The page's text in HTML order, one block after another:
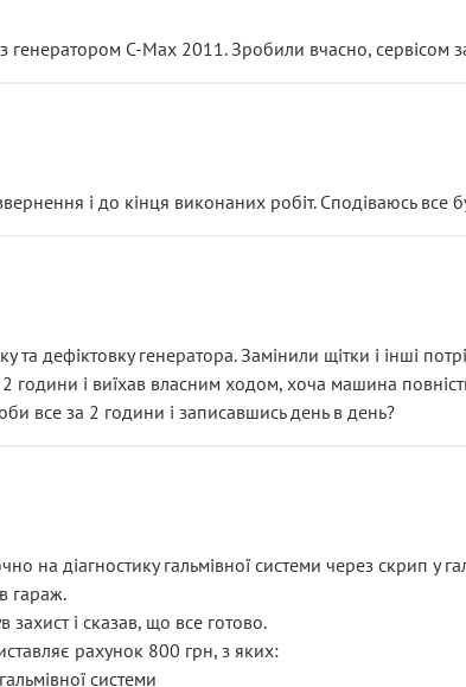
C-Max 2011. Зробили вчасно, сервісом
і до кінця виконаних робіт. Сподіваюсь
та дефіктовку генератора. Замінили щітки і інші
години і виїхав власним ходом, хоча машина
все за 2 години і записавшись день в день?
на діагностику гальмівної системи через скрип у
гараж.
захист і сказав, що все готово.
рахунок 800 грн, з яких:
системи